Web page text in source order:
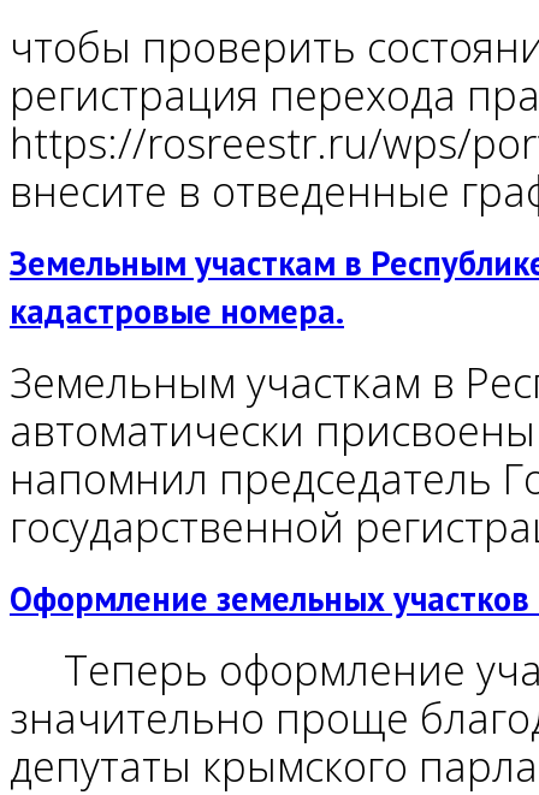
чтобы проверить
регистрация перехода
https://rosreestr.ru/wps/
внесите в отведенные
Земельным участкам в
кадастровые номера.
Земельным участкам в
автоматически
напомнил председатель
государственной
Оформление земельных
Теперь оформление
значительно проще
депутаты крымского